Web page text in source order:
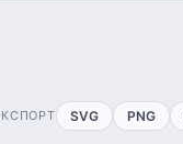
SVG PNG